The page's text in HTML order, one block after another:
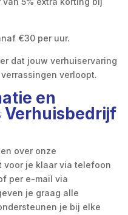
€30 per uur.
dat jouw verhuiservaring
verloopt.
en
over onze
voor je klaar via telefoon
per e-mail via
je graag alle
je bij elke